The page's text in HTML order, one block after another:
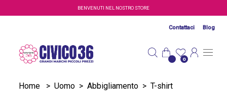
Salta al contenuto principaleBENVENUTI NEL NOSTRO STORE
Contattaci Blog
0
Home > Uomo > Abbigliamento > T-shirt